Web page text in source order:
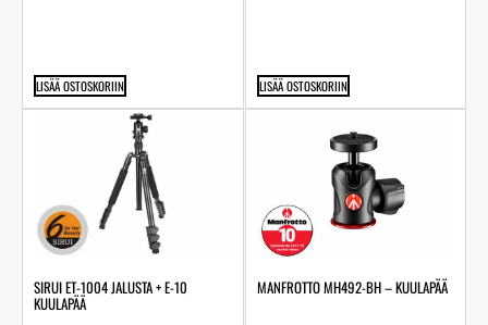
LISÄÄ OSTOSKORIIN LISÄÄ OSTOSKORIIN
SIRUI ET-1004 JALUSTA + E-10
KUULAPÄÄ
MANFROTTO MH492-BH – KUULAPÄÄ